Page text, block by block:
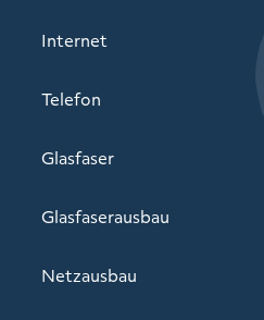
Internet
Telefon
Glasfaser
Glasfaserausbau
Netzausbau